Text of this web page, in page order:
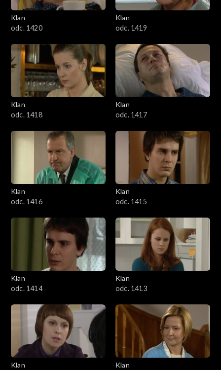
Klan
odc. 1420
Klan
odc. 1419
Klan
odc. 1418
Klan
odc. 1417
Klan
odc. 1416
Klan
odc. 1415
Klan
odc. 1414
Klan
odc. 1413
Klan
Klan